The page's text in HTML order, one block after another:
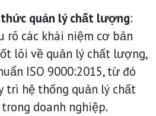
quản lý chất lượng:
rõ các khái niệm cơ bản
lõi về quản lý chất lượng,
ISO 9000:2015, từ đó
trì hệ thống quản lý chất
doanh nghiệp.